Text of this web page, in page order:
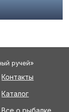
ручей»
Контакты
Каталог
Все о рыбалке